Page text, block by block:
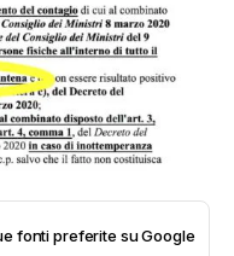
fonti preferite su Google